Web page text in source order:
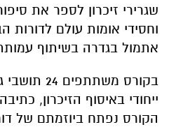
שגרירי זיכרון לספר את
וחסידי אומות עולם לדורות
אתמול בגדרה בשיתוף
בקורס
ייחודי באיסוף הזיכרון,
הקורס נפתח ביוזמתם של